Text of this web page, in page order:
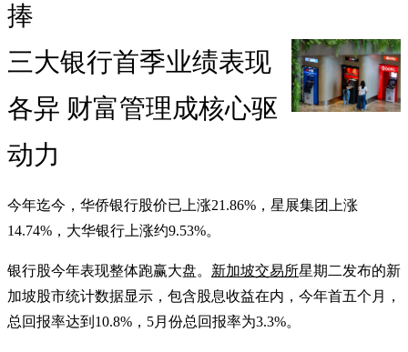
捧
三大银行首季业绩表现
各异 财富管理成核心驱
动力
今年迄今，华侨银行股价已上涨21.86%，星展集团上涨
14.74%，大华银行上涨约9.53%。
银行股今年表现整体跑赢大盘。 新加坡交易所星期二发布的新
加坡股市统计数据显示，包含股息收益在内，今年首五个月，
总回报率达到10.8%，5月份总回报率为3.3%。